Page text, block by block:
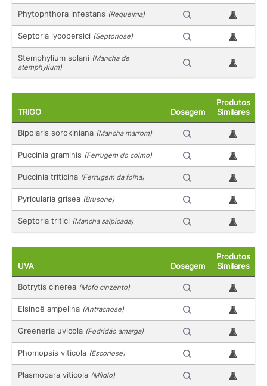
Phytophthora infestans (Requeima)
Septoria lycopersici (Septoriose)
Stemphylium solani (Mancha de
stemphylium)
TRIGO Dosagem
Produtos
Similares
Bipolaris sorokiniana (Mancha marrom)
Puccinia graminis (Ferrugem do colmo)
Puccinia triticina (Ferrugem da folha)
Pyricularia grisea (Brusone)
Septoria tritici (Mancha salpicada)
UVA Dosagem
Produtos
Similares
Botrytis cinerea (Mofo cinzento)
Elsinoë ampelina (Antracnose)
Greeneria uvicola (Podridão amarga)
Phomopsis viticola (Escoriose)
Plasmopara viticola (Míldio)